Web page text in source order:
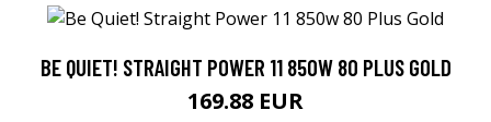
BE QUIET! STRAIGHT POWER 11 850W 80 PLUS GOLD
169.88 EUR